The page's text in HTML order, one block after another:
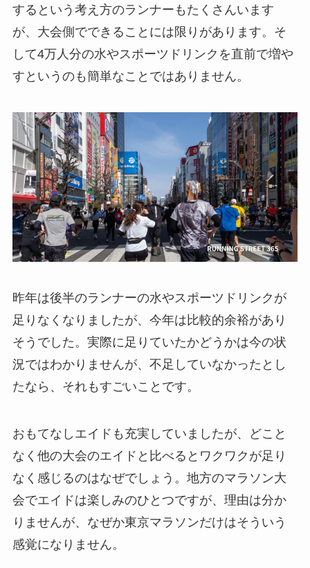
するという考え方のランナーもたくさんいます
が、大会側でできることには限りがあります。そ
して4万人分の水やスポーツドリンクを直前で増や
すというのも簡単なことではありません。
昨年は後半のランナーの水やスポーツドリンクが
足りなくなりましたが、今年は比較的余裕があり
そうでした。実際に足りていたかどうかは今の状
況ではわかりませんが、不足していなかったとし
たなら、それもすごいことです。
おもてなしエイドも充実していましたが、どこと
なく他の大会のエイドと比べるとワクワクが足り
なく感じるのはなぜでしょう。地方のマラソン大
会でエイドは楽しみのひとつですが、理由は分か
りませんが、なぜか東京マラソンだけはそういう
感覚になりません。